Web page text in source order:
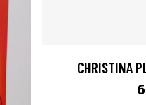
CHRISTINA